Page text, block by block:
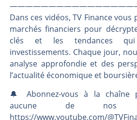
Dans ces vidéos, TV Finance
marchés financiers pour
clés et les tendances
investissements. Chaque jour,
analyse approfondie et des
l’actualité économique et
🔔 Abonnez-vous à la chaîne
aucune de nos
https://www.youtube.com/